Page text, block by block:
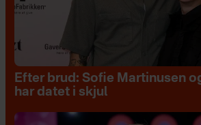
Efter brud: Sofie Martinusen
har datet i skjul